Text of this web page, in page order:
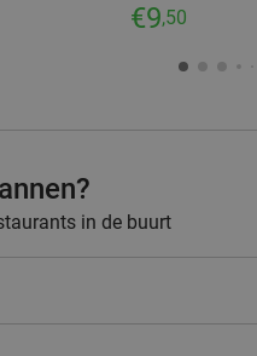
€9,50
in de buurt